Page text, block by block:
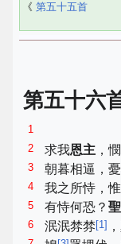
《 第五十五首
第五十六
1
2
求我恩主 ，
3 朝暮相逼，憂
4 我之所恃，
5 有恃何恐？
6 泯泯棼棼[1]